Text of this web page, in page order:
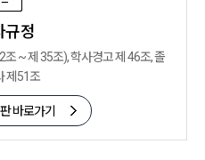
규정
~ 제 35조), 학사경고 제 46조, 졸
제51조
바로가기